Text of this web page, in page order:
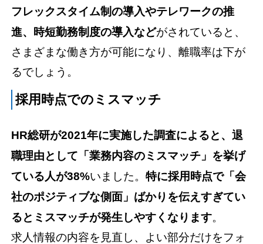
フレックスタイム制の導入やテレワークの推
進、時短勤務制度の導入などがされていると、
さまざまな働き方が可能になり、離職率は下が
るでしょう。
採用時点でのミスマッチ
HR総研が2021年に実施した調査によると、退
職理由として「業務内容のミスマッチ」を挙げ
ている人が38%いました。特に採用時点で「会
社のポジティブな側面」ばかりを伝えすぎてい
るとミスマッチが発生しやすくなります。
求人情報の内容を見直し、よい部分だけをフォ